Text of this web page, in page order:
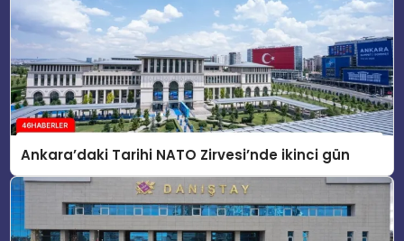
Ankara’daki Tarihi NATO Zirvesi’nde ikinci gün